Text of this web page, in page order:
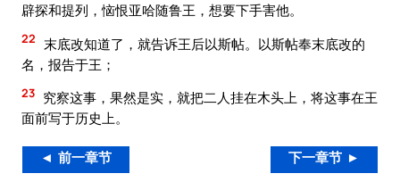
辟探和提列，恼恨亚哈随鲁王，想要下手害他。
22
末底改知道了，就告诉王后以斯帖。以斯帖奉末底改的
名，报告于王；
23 究察这事，果然是实，就把二人挂在木头上，将这事在王
面前写于历史上。
◄ 前一章节 下一章节 ►